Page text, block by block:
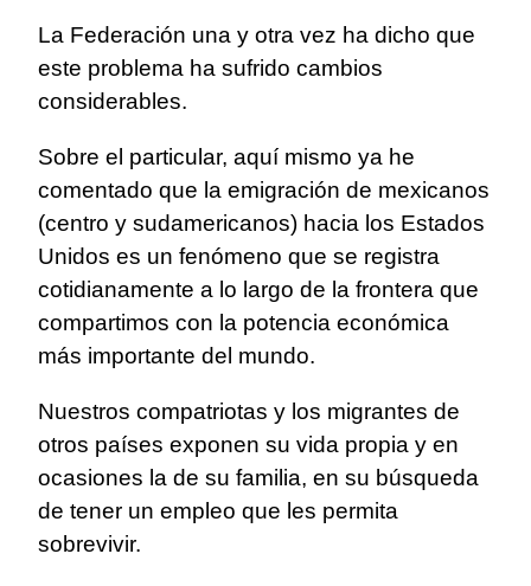
La Federación una y otra vez ha dicho que
este problema ha sufrido cambios
considerables.
Sobre el particular, aquí mismo ya he
comentado que la emigración de mexicanos
(centro y sudamericanos) hacia los Estados
Unidos es un fenómeno que se registra
cotidianamente a lo largo de la frontera que
compartimos con la potencia económica
más importante del mundo.
Nuestros compatriotas y los migrantes de
otros países exponen su vida propia y en
ocasiones la de su familia, en su búsqueda
de tener un empleo que les permita
sobrevivir.